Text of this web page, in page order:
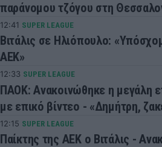
παράνομου τζόγου στη
12:41 SUPER LEAGUE
Βιτάλις σε Ηλιόπουλο:
ΑΕΚ»
12:33 SUPER LEAGUE
ΠΑΟΚ: Ανακοινώθηκε η μεγάλη
με επικό βίντεο - «Δημήτρη,
12:15 SUPER LEAGUE
Παίκτης της ΑΕΚ ο Βιτάλις -